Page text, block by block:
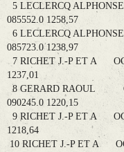
5 LECLERCQ
085552.0 1258,57
6 LECLERCQ
085723.0 1238,97
7 RICHET J.-P ET A
1237,01
8 GERARD RAOUL
090245.0 1220,15
9 RICHET J.-P ET A
1218,64
10 RICHET J.-P ET A